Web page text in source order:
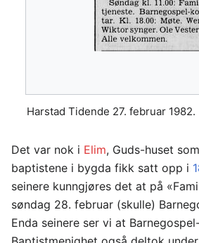
Harstad Tidende 27. februar 1982.
Det var nok i Elim, Guds-huset
baptistene i bygda fikk satt opp i
seinere kunngjøres det at på
søndag 28. februar (skulle)
Enda seinere ser vi at